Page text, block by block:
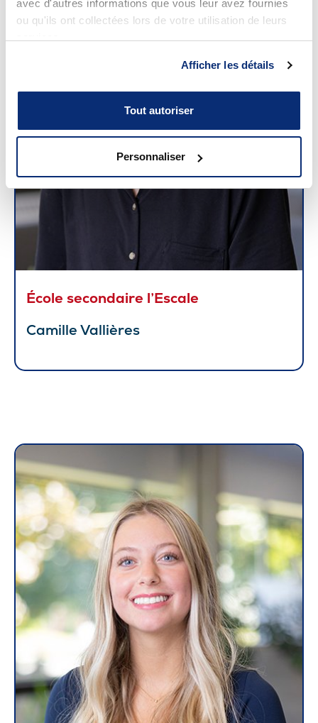
avec d'autres informations que vous leur avez fournies
ou qu'ils ont collectées lors de votre utilisation de leurs
Afficher les détails
Tout autoriser
Personnaliser
École secondaire l’Escale
Camille Vallières